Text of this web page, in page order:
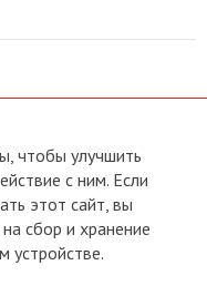
связь с
связь c членами клуба
чтобы улучшить
с ним. Если
этот сайт, вы
сбор и хранение
устройстве.